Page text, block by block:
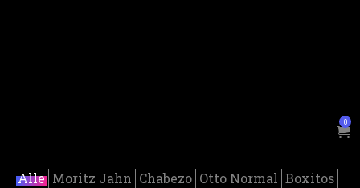
Alle Moritz Jahn Chabezo Otto Normal Boxitos
0